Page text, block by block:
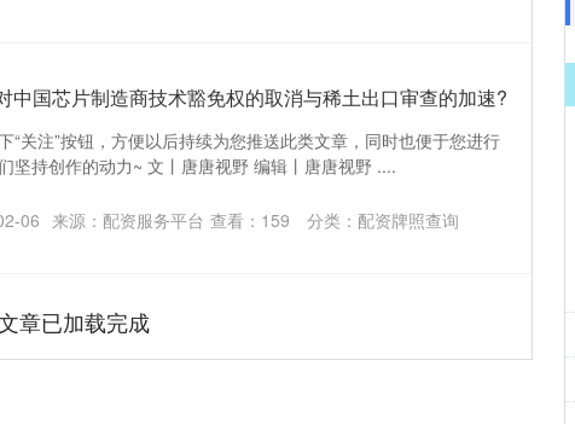
中国芯片制造商技术豁免权的取消与稀土出口审查的加速?
“关注”按钮，方便以后持续为您推送此类文章，同时也便于您进行
坚持创作的动力~ 文丨唐唐视野 编辑丨唐唐视野 ....
06 来源：配资服务平台 查看： 159 分类： 配资牌照查询
章已加载完成